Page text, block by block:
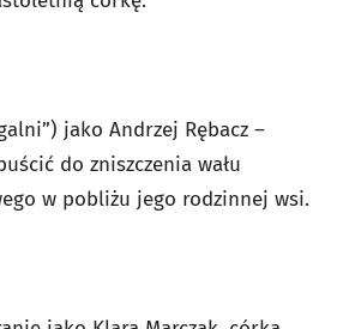
jako Andrzej Rębacz –
do zniszczenia wału
w pobliżu jego rodzinnej wsi.